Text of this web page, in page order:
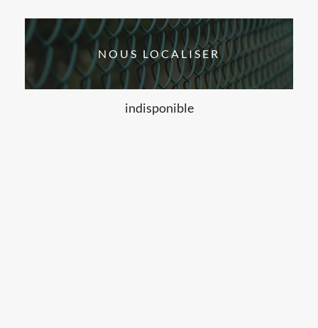
NOUS LOCALISER
indisponible